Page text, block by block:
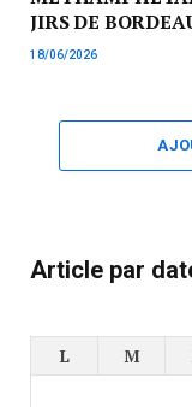
JIRS DE
18/06/2026
Article par
L
M